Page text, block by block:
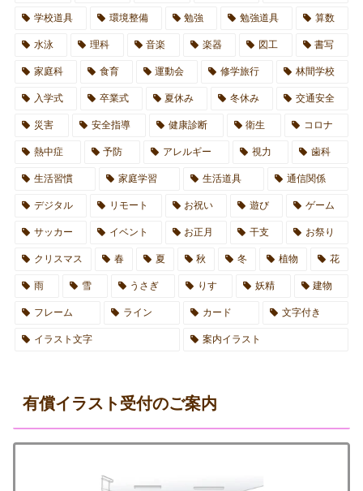
学校道具 環境整備 勉強 勉強道具 算数
水泳 理科 音楽 楽器 図工 書写
家庭科 食育 運動会 修学旅行 林間学校
入学式 卒業式 夏休み 冬休み 交通安全
災害 安全指導 健康診断 衛生 コロナ
熱中症 予防 アレルギー 視力 歯科
生活習慣 家庭学習 生活道具 通信関係
デジタル リモート お祝い 遊び ゲーム
サッカー イベント お正月 干支 お祭り
クリスマス 春 夏 秋 冬 植物 花
雨 雪 うさぎ りす 妖精 建物
フレーム ライン カード 文字付き
イラスト文字 案内イラスト
有償イラスト受付のご案内